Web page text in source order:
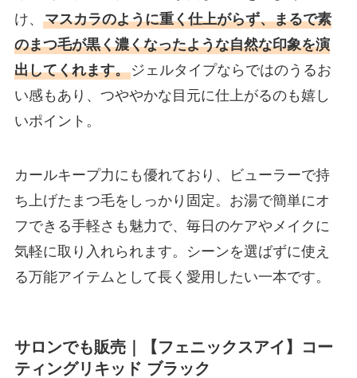
け、 マスカラのように重く仕上がらず、まるで素
のまつ毛が黒く濃くなったような自然な印象を演
出してくれます。ジェルタイプならではのうるお
い感もあり、つややかな目元に仕上がるのも嬉し
いポイント。
カールキープ力にも優れており、ビューラーで持
ち上げたまつ毛をしっかり固定。お湯で簡単にオ
フできる手軽さも魅力で、毎日のケアやメイクに
気軽に取り入れられます。シーンを選ばずに使え
る万能アイテムとして長く愛用したい一本です。
サロンでも販売｜【フェニックスアイ】コー
ティングリキッド ブラック